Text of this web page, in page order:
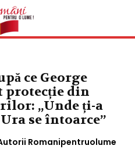
ce George
protecție din
„Unde ți-a
se întoarce”
Romanipentruolume